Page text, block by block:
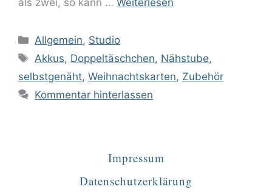
Allgemein, Studio
Akkus, Doppeltäschchen, Nähstube,
selbstgenäht, Weihnachtskarten, Zubehör
Kommentar hinterlassen
Impressum
Datenschutzerklärung